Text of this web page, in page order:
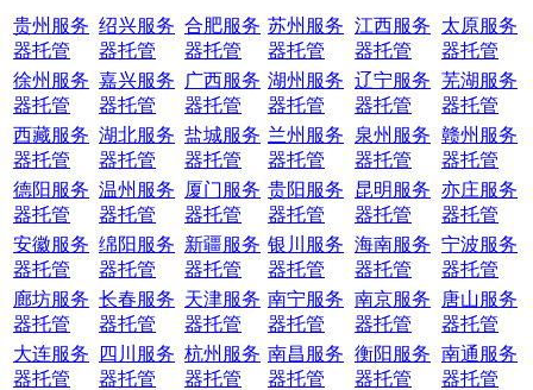
贵州服务
器托管
绍兴服务
器托管
合肥服务
器托管
苏州服务
器托管
江西服务
器托管
太原服务
器托管
徐州服务
器托管
嘉兴服务
器托管
广西服务
器托管
湖州服务
器托管
辽宁服务
器托管
芜湖服务
器托管
西藏服务
器托管
湖北服务
器托管
盐城服务
器托管
兰州服务
器托管
泉州服务
器托管
赣州服务
器托管
德阳服务
器托管
温州服务
器托管
厦门服务
器托管
贵阳服务
器托管
昆明服务
器托管
亦庄服务
器托管
安徽服务
器托管
绵阳服务
器托管
新疆服务
器托管
银川服务
器托管
海南服务
器托管
宁波服务
器托管
廊坊服务
器托管
长春服务
器托管
天津服务
器托管
南宁服务
器托管
南京服务
器托管
唐山服务
器托管
大连服务
器托管
四川服务
器托管
杭州服务
器托管
南昌服务
器托管
衡阳服务
器托管
南通服务
器托管